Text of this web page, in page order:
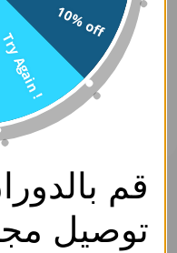
حلق - فضي ابيض - 0
سارة كوليكشن
SKU: EF4653-Silver White-0
10% off
Try Again !
قم
توصيل